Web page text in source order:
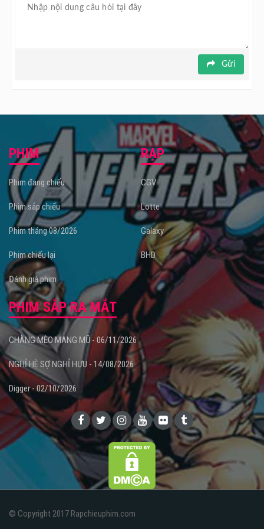
Gửi
PHIM
Phim đang chiếu
Phim sắp chiếu
Phim tháng 08/2026
Phim chiếu lại
Đánh giá phim
RẠP
CGV
Lotte
Galaxy
BHD
PHIM SẮP RA MẮT
CHÀNG MÈO MANG MŨ - 06/11/2026
NGHỈ HÈ SỢ NGHỈ HƯU - 14/08/2026
Digger - 02/10/2026
© Copyright 2017 Rapchieuphim.com